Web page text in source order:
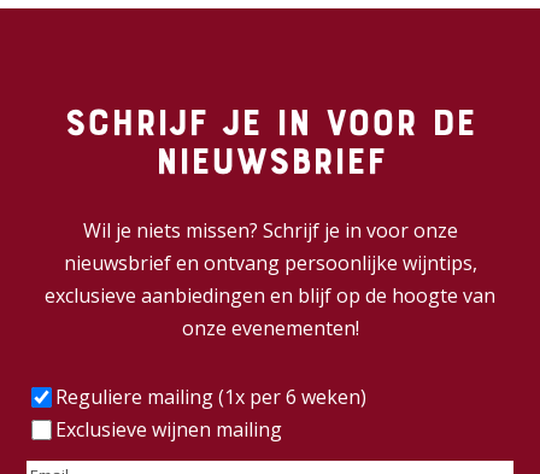
Schrijf je in voor de
nieuwsbrief
Wil je niets missen? Schrijf je in voor onze
nieuwsbrief en ontvang persoonlijke wijntips,
exclusieve aanbiedingen en blijf op de hoogte van
onze evenementen!
Frequentie(Vereist)
Reguliere mailing (1x per 6 weken)
Exclusieve wijnen mailing